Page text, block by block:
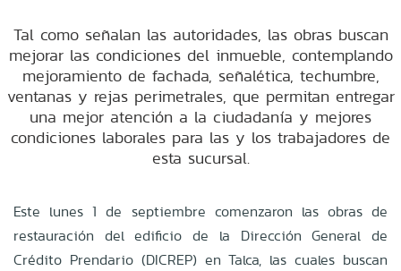
Tal como señalan las autoridades, las obras buscan
mejorar las condiciones del inmueble, contemplando
mejoramiento de fachada, señalética, techumbre,
ventanas y rejas perimetrales, que permitan entregar
una mejor atención a la ciudadanía y mejores
condiciones laborales para las y los trabajadores de
esta sucursal.
Este lunes 1 de septiembre comenzaron las obras de
restauración del edificio de la Dirección General de
Crédito Prendario (DICREP) en Talca, las cuales buscan